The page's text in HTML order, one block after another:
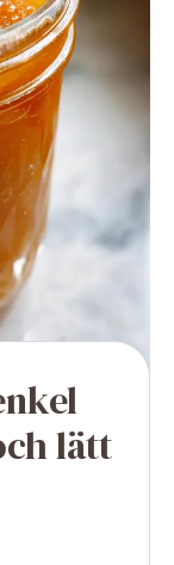
lätt